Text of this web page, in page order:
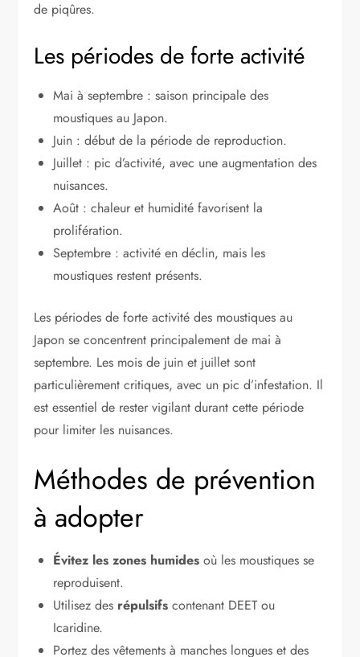
de piqûres.
Les périodes de forte activité
Mai à septembre : saison principale des
moustiques au Japon.
Juin : début de la période de reproduction.
Juillet : pic d’activité, avec une augmentation des
nuisances.
Août : chaleur et humidité favorisent la
prolifération.
Septembre : activité en déclin, mais les
moustiques restent présents.
Les périodes de forte activité des moustiques au
Japon se concentrent principalement de mai à
septembre. Les mois de juin et juillet sont
particulièrement critiques, avec un pic d’infestation. Il
est essentiel de rester vigilant durant cette période
pour limiter les nuisances.
Méthodes de prévention
à adopter
Évitez les zones humides où les moustiques se
reproduisent.
Utilisez des répulsifs contenant DEET ou
Icaridine.
Portez des vêtements à manches longues et des